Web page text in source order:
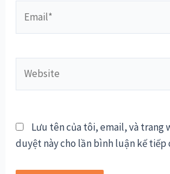
Lưu tên của tôi, email, và trang
duyệt này cho lần bình luận kế tiếp